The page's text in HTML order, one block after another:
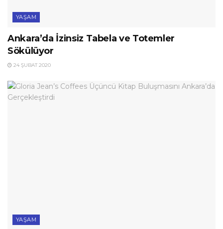
YAŞAM
Ankara’da İzinsiz Tabela ve Totemler
Sökülüyor
24 ŞUBAT 2020
YAŞAM